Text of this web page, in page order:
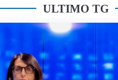
ULTIMO TG